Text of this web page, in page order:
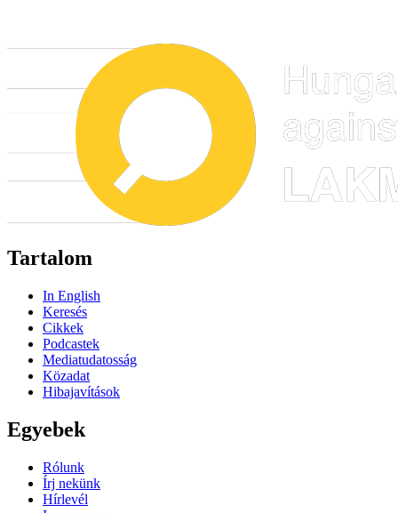
Tartalom
In English
Keresés
Cikkek
Podcastek
Mediatudatosság
Közadat
Hibajavítások
Egyebek
Rólunk
Írj nekünk
Hírlevél